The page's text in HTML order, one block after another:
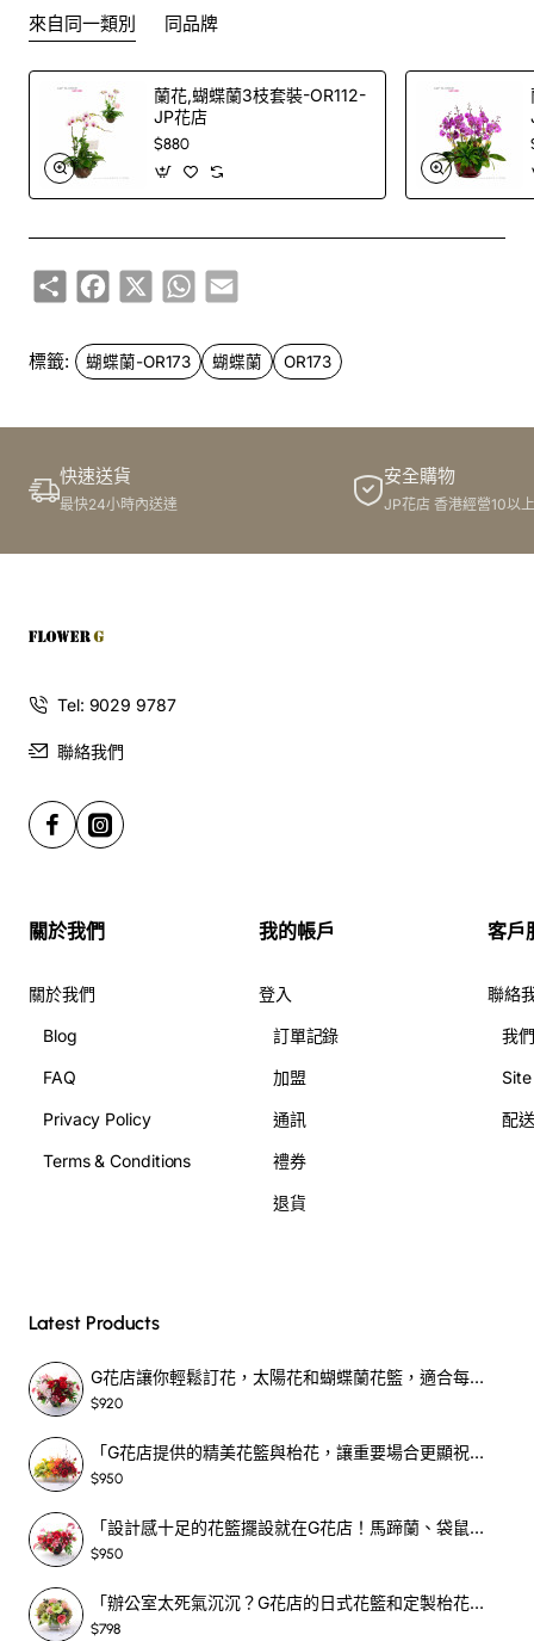
此花束價格不適用於(情人節期間 4/2-16/2)
來自同一類別 同品牌
蘭花,蝴蝶蘭3枝套裝-OR112-
JP花店
$880
ShareFacebook
X WhatsApp
Email
標籤: 蝴蝶蘭-OR173 蝴蝶蘭 OR173
快速送貨
最快24小時內送達
安全購物
JP花店 香港經營10以
Tel: 9029 9787
聯絡我們
關於我們
關於我們
Blog
FAQ
Privacy Policy
Terms & Conditions
我的帳戶
登入
訂單記錄
加盟
通訊
禮券
退貨
客戶
聯絡
我
配
Latest Products
G花店讓你輕鬆訂花，太陽花和蝴蝶蘭花籃，適合每個重要時刻！-SF390
$920
「G花店提供的精美花籃與枱花，讓重要場合更顯祝賀與喜悅，適合各種用場！」-SF398
$950
「設計感十足的花籃擺設就在G花店！馬蹄蘭、袋鼠爪、罌粟花，為你的重大場合增光添彩！」-SF209
$950
「辦公室太死氣沉沉？G花店的日式花籃和定製枱花，為你帶來新鮮感！」-SF465
$798